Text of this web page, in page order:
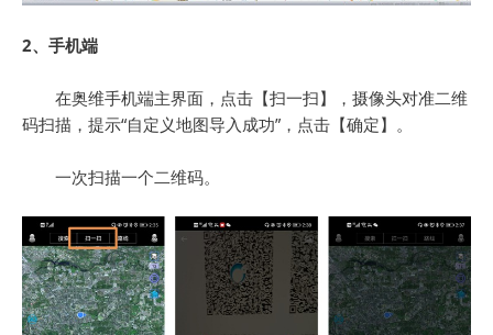
2、手机端
在奥维手机端主界面，点击【扫一扫】，摄像头对准二维
码扫描，提示“自定义地图导入成功”，点击【确定】。
一次扫描一个二维码。